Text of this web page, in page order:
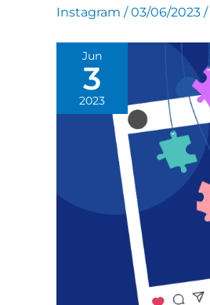
Instagram /03/06/2023 /
Jun
3
2023